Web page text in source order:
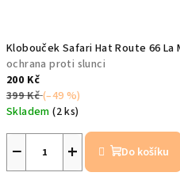
Klobouček Safari Hat Route 66
ochrana proti slunci
200 Kč
399 Kč(–49 %)
Skladem(2 ks)
+
− Do košíku